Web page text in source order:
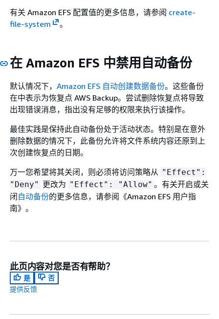
有关 Amazon EFS 配置值的更多信息，请参阅 create-
file-system
。
在 Amazon EFS 中禁用自动备份
默认情况下， Amazon EFS 自动创建数据备份。这些备份
在中表示为恢复点 AWS Backup。尝试删除恢复点将导致
出现错误消息，指出没有足够的权限来执行该操作。
最佳实践是保持此自动备份处于活动状态。特别是在意外
删除数据的情况下，此备份允许将文件系统内容还原到上
次创建恢复点的日期。
万一您希望将其关闭，则必须将访问策略从 "Effect":
"Deny" 更改为 "Effect": "Allow" 。有关开启或关
闭自动备份的更多信息，请参阅《Amazon EFS 用户指
南》 。
此页内容对您是否有帮助？
是
否
提供反馈